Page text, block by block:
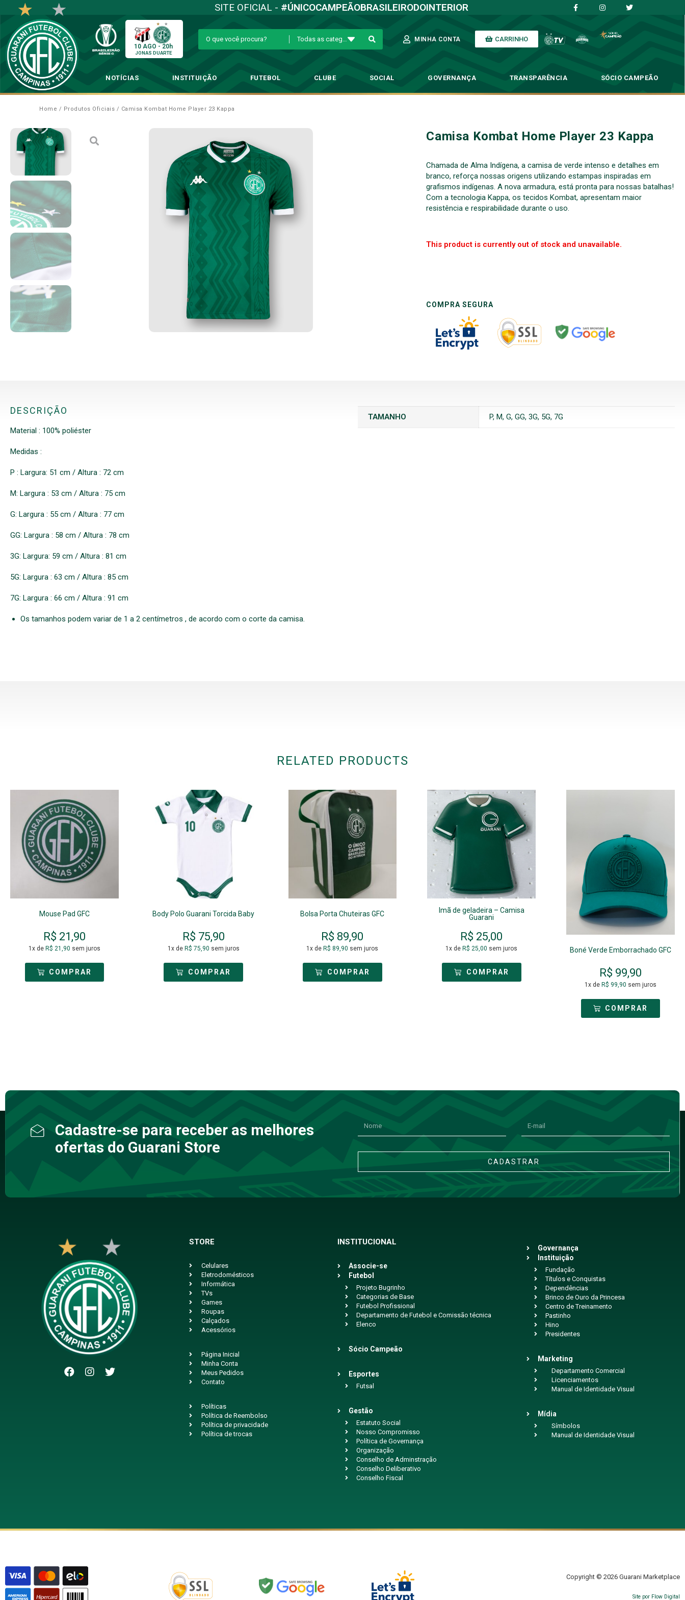
SITE OFICIAL - #ÚNICOCAMPEÃOBRASILEIRODOINTERIOR
10 AGO - 20h
JONAS DUARTE
MINHA CONTA CARRINHO
NOTÍCIAS INSTITUIÇÃO FUTEBOL CLUBE SOCIAL GOVERNANÇA TRANSPARÊNCIA SÓCIO CAMPEÃO
Home / Produtos Oficiais / Camisa Kombat Home Player 23 Kappa
Camisa Kombat Home Player 23 Kappa
Chamada de Alma Indígena, a camisa de verde intenso e detalhes em
branco, reforça nossas origens utilizando estampas inspiradas em
grafismos indígenas. A nova armadura, está pronta para nossas batalhas!
Com a tecnologia Kappa, os tecidos Kombat, apresentam maior
resistência e respirabilidade durante o uso.
This product is currently out of stock and unavailable.
COMPRA SEGURA
DESCRIÇÃO
Material : 100% poliéster
Medidas :
P : Largura: 51 cm / Altura : 72 cm
M: Largura : 53 cm / Altura : 75 cm
G: Largura : 55 cm / Altura : 77 cm
GG: Largura : 58 cm / Altura : 78 cm
3G: Largura: 59 cm / Altura : 81 cm
5G: Largura : 63 cm / Altura : 85 cm
7G: Largura : 66 cm / Altura : 91 cm
Os tamanhos podem variar de 1 a 2 centímetros , de acordo com o corte da camisa.
TAMANHO P, M, G, GG, 3G, 5G, 7G
RELATED PRODUCTS
Mouse Pad GFC
R$ 21,90
1x de R$ 21,90 sem juros
COMPRAR
Body Polo Guarani Torcida Baby
R$ 75,90
1x de R$ 75,90 sem juros
COMPRAR
Bolsa Porta Chuteiras GFC
R$ 89,90
1x deR$ 89,90 sem juros
COMPRAR
Imã de geladeira – Camisa
Guarani
R$ 25,00
1x deR$ 25,00 sem juros
COMPRAR
Boné Verde Emborrachado GFC
R$ 99,90
1x deR$ 99,90 sem juros
COMPRAR
Cadastre-se para receber as melhores
ofertas do Guarani Store
CADASTRAR
STORE
Celulares
Eletrodomésticos
Informática
TVs
Games
Roupas
Calçados
Acessórios
Página Inicial
Minha Conta
Meus Pedidos
Contato
Políticas
Política de Reembolso
Política de privacidade
Política de trocas
INSTITUCIONAL
Associe-se
Futebol
Projeto Bugrinho
Categorias de Base
Futebol Profissional
Departamento de Futebol e Comissão técnica
Elenco
Sócio Campeão
Esportes
Futsal
Gestão
Estatuto Social
Nosso Compromisso
Política de Governança
Organização
Conselho de Adminstração
Conselho Deliberativo
Conselho Fiscal
Governança
Instituição
Fundação
Títulos e Conquistas
Dependências
Brinco de Ouro da Princesa
Centro de Treinamento
Pastinho
Hino
Presidentes
Marketing
Departamento Comercial
Licenciamentos
Manual de Identidade Visual
Mídia
Símbolos
Manual de Identidade Visual
Copyright © 2026 Guarani Marketplace
Site por Flow Digital